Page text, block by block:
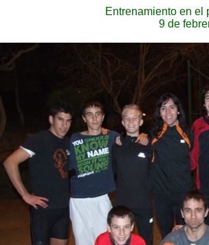
Entrenamiento en el
9 de